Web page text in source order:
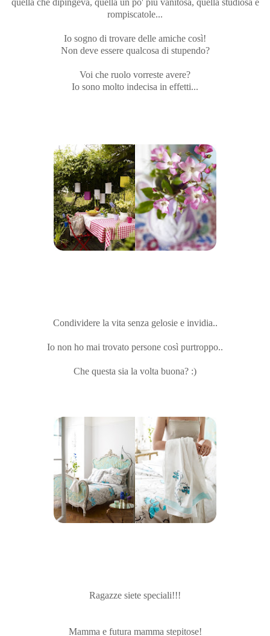
quella che dipingeva, quella un po' più vanitosa, quella studiosa e
rompiscatole...
Io sogno di trovare delle amiche così!
Non deve essere qualcosa di stupendo?
Voi che ruolo vorreste avere?
Io sono molto indecisa in effetti...
Condividere la vita senza gelosie e invidia..
Io non ho mai trovato persone così purtroppo..
Che questa sia la volta buona? :)
Ragazze siete speciali!!!
Mamma e futura mamma stepitose!